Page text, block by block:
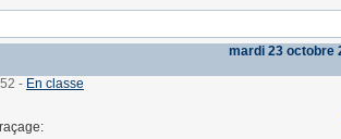
mardi 23 octobre
- En classe